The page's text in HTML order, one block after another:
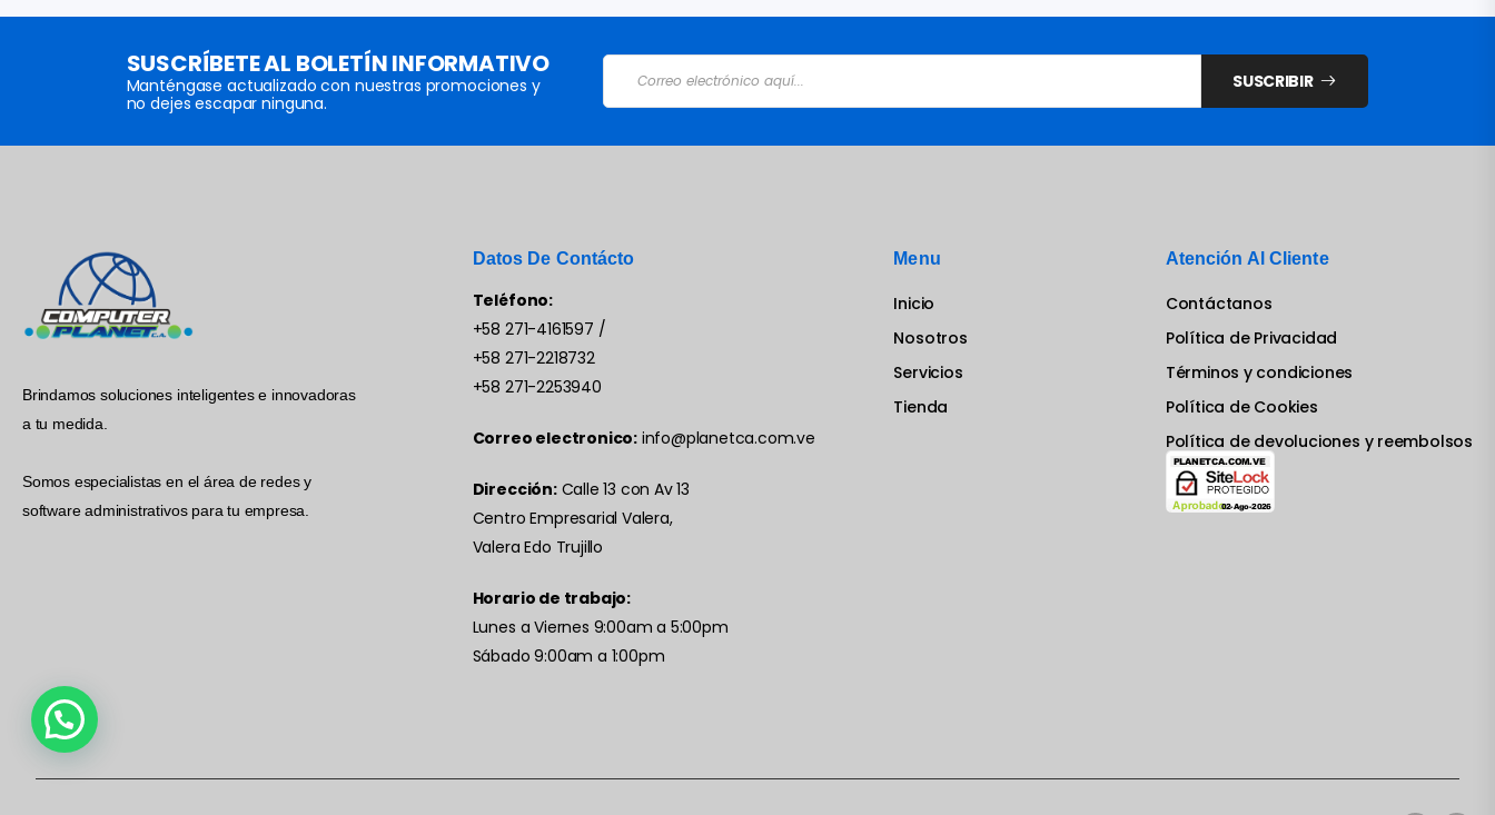
SUSCRÍBETE AL BOLETÍN INFORMATIVO
Manténgase actualizado con nuestras promociones y
no dejes escapar ninguna.
SUSCRIBIR
Brindamos soluciones inteligentes e innovadoras
a tu medida.
Somos especialistas en el área de redes y
software administrativos para tu empresa.
Datos De Contácto
Teléfono:
+58 271-4161597 /
+58 271-2218732
+58 271-2253940
Correo electronico: info@planetca.com.ve
Dirección:Calle 13 con Av 13
Centro Empresarial Valera,
Valera Edo Trujillo
Horario de trabajo:
Lunes a Viernes 9:00am a 5:00pm
Sábado 9:00am a 1:00pm
Menu
Inicio
Nosotros
Servicios
Tienda
Atención Al Cliente
Contáctanos
Política de Privacidad
Términos y condiciones
Política de Cookies
Política de devoluciones y reembolsos